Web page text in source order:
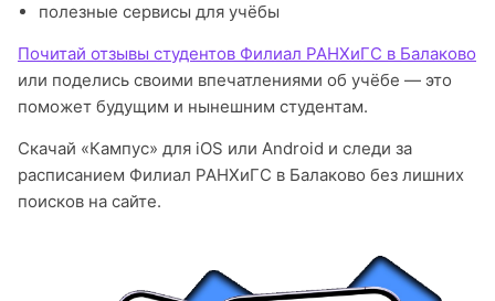
полезные сервисы для учёбы
Почитай отзывы студентов Филиал РАНХиГС в Балаково
или поделись своими впечатлениями об учёбе — это
поможет будущим и нынешним студентам.
Скачай «Кампус» для iOS или Android и следи за
расписанием Филиал РАНХиГС в Балаково без лишних
поисков на сайте.